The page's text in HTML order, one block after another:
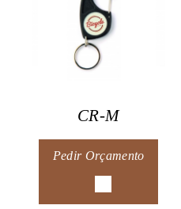
CR-M
Pedir Orçamento